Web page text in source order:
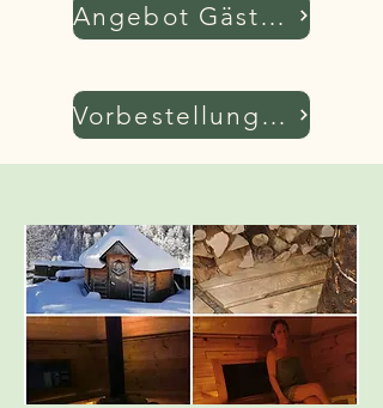
Angebot Gästekarte
Vorbestellung Gästekarte